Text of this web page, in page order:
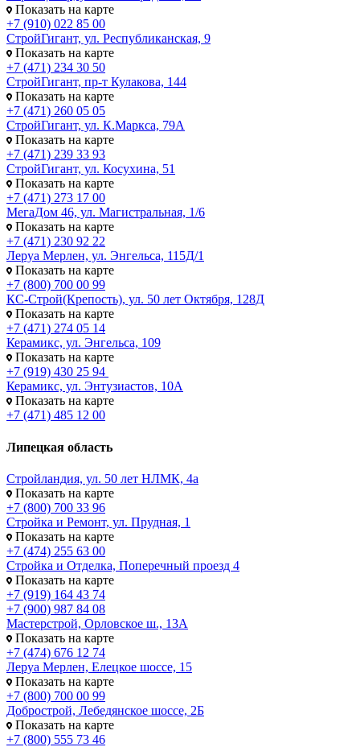
Показать на карте
+7 (910) 022 85 00
СтройГигант, ул. Республиканская, 9
Показать на карте
+7 (471) 234 30 50
СтройГигант, пр-т Кулакова, 144
Показать на карте
+7 (471) 260 05 05
СтройГигант, ул. К.Маркса, 79А
Показать на карте
+7 (471) 239 33 93
СтройГигант, ул. Косухина, 51
Показать на карте
+7 (471) 273 17 00
МегаДом 46, ул. Магистральная, 1/6
Показать на карте
+7 (471) 230 92 22
Леруа Мерлен, ул. Энгельса, 115Д/1
Показать на карте
+7 (800) 700 00 99
КС-Строй(Крепость), ул. 50 лет Октября, 128Д
Показать на карте
+7 (471) 274 05 14
Керамикс, ул. Энгельса, 109
Показать на карте
+7 (919) 430 25 94
Керамикс, ул. Энтузиастов, 10А
Показать на карте
+7 (471) 485 12 00
Липецкая область
Стройландия, ул. 50 лет НЛМК, 4а
Показать на карте
+7 (800) 700 33 96
Стройка и Ремонт, ул. Прудная, 1
Показать на карте
+7 (474) 255 63 00
Стройка и Отделка, Поперечный проезд 4
Показать на карте
+7 (919) 164 43 74
+7 (900) 987 84 08
Мастерстрой, Орловское ш., 13А
Показать на карте
+7 (474) 676 12 74
Леруа Мерлен, Елецкое шоссе, 15
Показать на карте
+7 (800) 700 00 99
Добрострой, Лебедянское шоссе, 2Б
Показать на карте
+7 (800) 555 73 46